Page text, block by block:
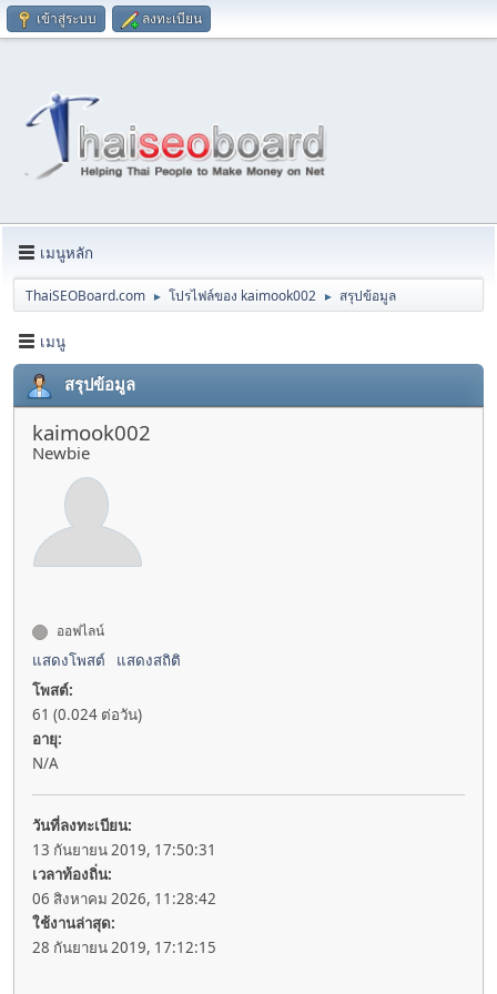
เข้าสู่ระบบ ลงทะเบียน
เมนูหลัก
ThaiSEOBoard.com ► โปรไฟล์ของ kaimook002 ► สรุปข้อมูล
เมนู
สรุปข้อมูล
kaimook002
Newbie
ออฟไลน์
แสดงโพสต์
แสดงสถิติ
โพสต์:
61 (0.024 ต่อวัน)
อายุ:
N/A
วันที่ลงทะเบียน:
13 กันยายน 2019, 17:50:31
เวลาท้องถิ่น:
06 สิงหาคม 2026, 11:28:42
ใช้งานล่าสุด:
28 กันยายน 2019, 17:12:15